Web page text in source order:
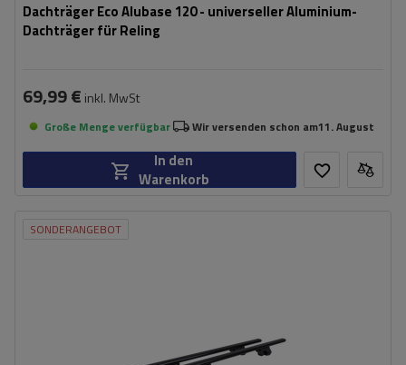
Dachträger Eco Alubase 120 - universeller Aluminium-
Dachträger für Reling
69,99 € inkl. MwSt
Große Menge verfügbar Wir versenden schon am11. August
In den
Warenkorb
SONDERANGEBOT